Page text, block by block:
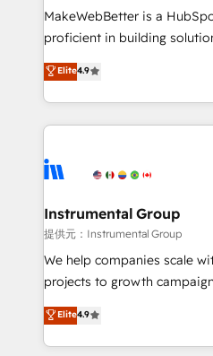
customer lifecycle through
ensure long-term adoption
and service to drive sustainable
HubSpot accreditations and
teams has worked with clients
explore whether S2 is the
MakeWebBetter is a
proficient in building
operational efficiency of
growing tech-enabler &
hands you the blend of
eminent solutions & integrations.
Elite Partners with 10+
Premier Partner 2023 🌟5
Won HubSpot Theme
HubSpot Rising Star Why us? Harnessing the full
potential of the powerful HubSpot
HubSpot experience
Hourly-fee (assigned one
Elite4.9
Instrumental Group
提供元：Instrumental Group
We help companies scale
projects to growth
Hire an agency that's
HubSpot and willing to
team to simplify the
Elite4.9